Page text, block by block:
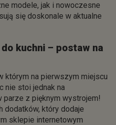
modele, jak i nowoczesne
się doskonale w aktualne
kuchni – postaw na
którym na pierwszym miejscu
nie stoi jednak na
parze z pięknym wystrojem!
dodatków, który dodaje
sklepie internetowym